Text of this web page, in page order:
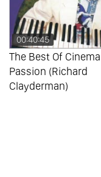
00:40:45
The Best Of Cinema
Passion (Richard
Clayderman)